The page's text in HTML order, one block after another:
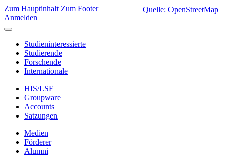
Zum Hauptinhalt Zum Footer
Anmelden
Studieninteressierte
Studierende
Forschende
Internationale
HIS/LSF
Groupware
Accounts
Satzungen
Medien
Förderer
Alumni
Quelle: OpenStreetMap